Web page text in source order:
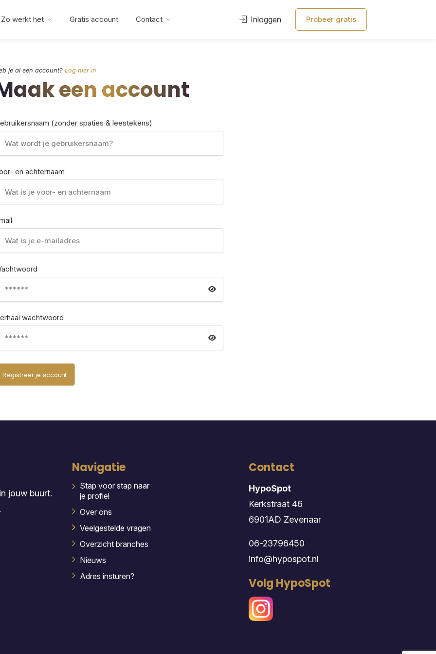
Zo werkt het Gratis account Contact Inloggen Probeer gratis
je al een account? Log hier in
een account
(zonder spaties & leestekens)
en achternaam
wachtwoord
jouw buurt.
Navigatie
Stap voor stap naar
je profiel
Over ons
Veelgestelde vragen
Overzicht branches
Nieuws
Adres insturen?
Contact
HypoSpot
Kerkstraat 46
6901AD Zevenaar
06-23796450
info@hypospot.nl
Volg HypoSpot